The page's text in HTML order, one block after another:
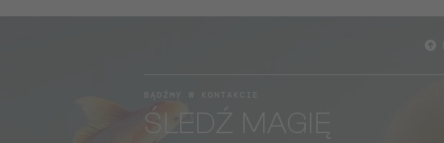
BĄDŹMY W KONTAKCIE
ŚLEDŹ MAGIĘ